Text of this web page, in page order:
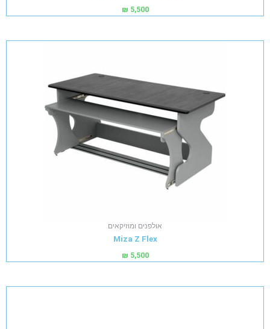
₪ 5,500
אולפנים ומוזיקאים
Miza Z Flex
₪ 5,500